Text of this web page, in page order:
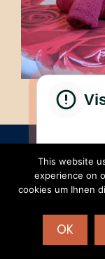
425619 |
This website
experience on
cookies um Ihnen
OK